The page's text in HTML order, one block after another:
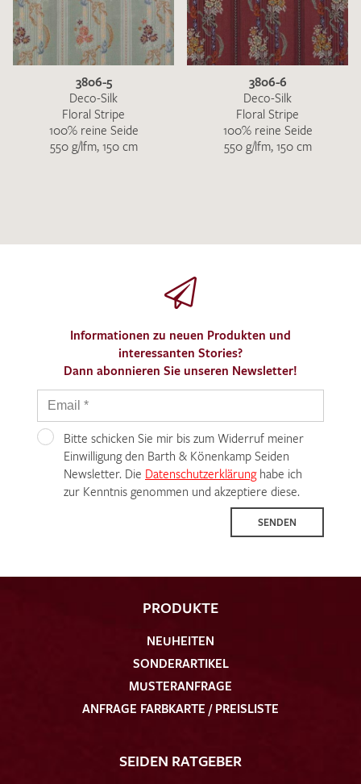
3806-5
Deco-Silk
Floral Stripe
100% reine Seide
550 g/lfm, 150 cm
3806-6
Deco-Silk
Floral Stripe
100% reine Seide
550 g/lfm, 150 cm
Informationen zu neuen Produkten und
interessanten Stories?
Dann abonnieren Sie unseren Newsletter!
Bitte schicken Sie mir bis zum Widerruf meiner
Einwilligung den Barth & Könenkamp Seiden
Newsletter. Die Datenschutzerklärunghabe ich
zur Kenntnis genommen und akzeptiere diese.
SENDEN
PRODUKTE
NEUHEITEN
SONDERARTIKEL
MUSTERANFRAGE
ANFRAGE FARBKARTE / PREISLISTE
SEIDEN RATGEBER